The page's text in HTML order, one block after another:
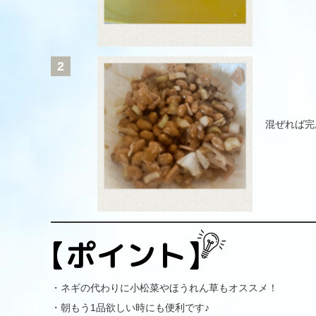
2
混ぜれば
・ネギの代わりに小松菜やほうれん草もオススメ！
・朝もう1品欲しい時にも便利です♪